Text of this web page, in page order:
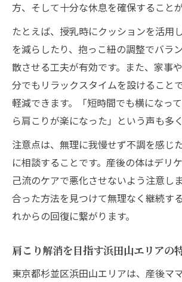
方、そして十分な休息を確保すること
たとえば、授乳時にクッションを活用
を減らしたり、抱っこ紐の調整でバラ
散させる工夫が有効です。また、家事
分でもリラックスタイムを設けること
軽減できます。「短時間でも横になっ
ら肩こりが楽になった」という声も多
注意点は、無理に我慢せず不調を感じ
に相談することです。産後の体はデリ
己流のケアで悪化させないよう注意し
合った方法を見つけて無理なく継続す
れからの回復に繋がります。
肩こり解消を目指す浜田山エリアの
東京都杉並区浜田山エリアは、産後マ